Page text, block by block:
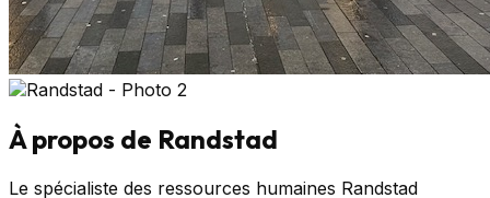
À propos de Randstad
Le spécialiste des ressources humaines Randstad